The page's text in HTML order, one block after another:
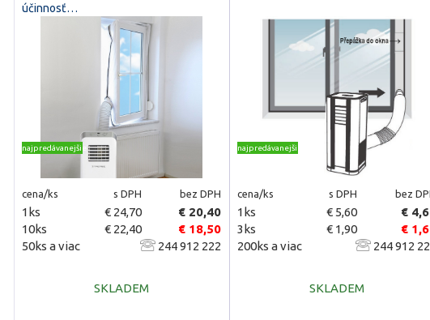
účinnosť…
najpredávanejšie
cena/ks s DPH bez DPH
1ks € 24,70
€ 20,40
10ks
€ 22,40
€ 18,50
50ks a viac
244 912 222
SKLADEM
najpredávanejšie
cena/ks s DPH bez
1ks € 5,60
€
3ks
€ 1,90
€
200ks a viac
244 912
SKLADEM